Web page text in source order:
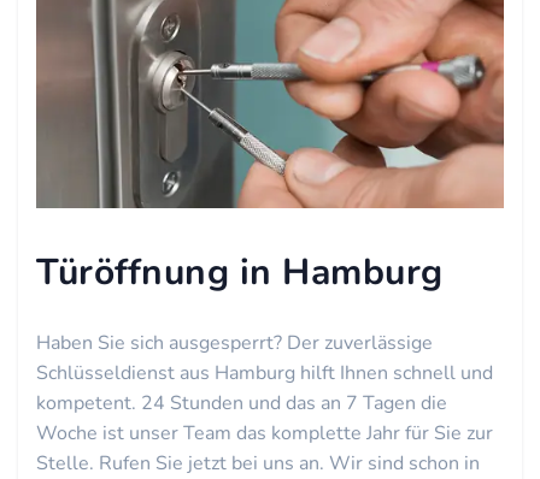
Türöffnung in Hamburg
Haben Sie sich ausgesperrt? Der zuverlässige
Schlüsseldienst aus Hamburg hilft Ihnen schnell und
kompetent. 24 Stunden und das an 7 Tagen die
Woche ist unser Team das komplette Jahr für Sie zur
Stelle. Rufen Sie jetzt bei uns an. Wir sind schon in